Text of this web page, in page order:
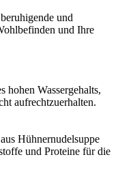
und
und Ihre
hohen Wassergehalts,
aufrechtzuerhalten.
aus Hühnernudelsuppe
und Proteine für die